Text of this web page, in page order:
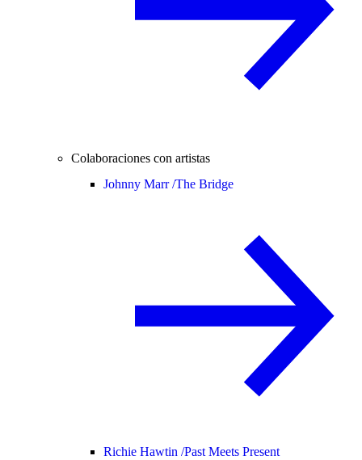
Colaboraciones con artistas
Johnny Marr /The Bridge
Richie Hawtin /Past Meets Present